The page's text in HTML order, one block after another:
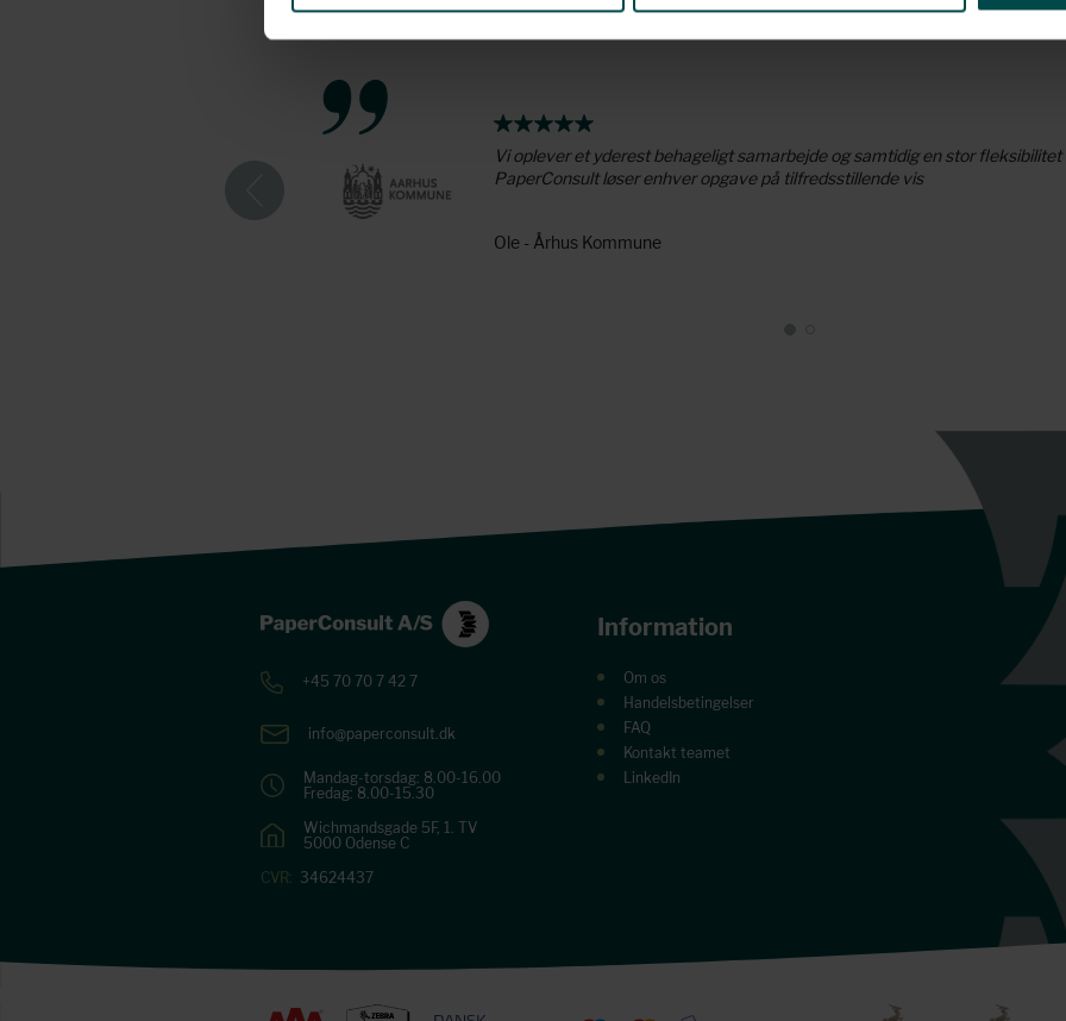
Vi oplever et yderest behageligt samarbejde og samtidig en stor
PaperConsult løser enhver opgave på tilfredsstillende vis
Ole - Århus Kommune
+45 70 70 7 42 7
info@paperconsult.dk
Mandag-torsdag: 8.00-16.00
Fredag: 8.00-15.30
Wichmandsgade 5F, 1. TV
5000 Odense C
CVR: 34624437
Information
Om os
Handelsbetingelser
FAQ
Kontakt teamet
LinkedIn